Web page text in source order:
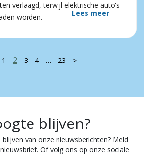
verlaagd, terwijl elektrische auto's
worden.
Lees meer
1 2 3 4 … 23 >
blijven?
van onze nieuwsberichten? Meld
Of volg ons op onze sociale